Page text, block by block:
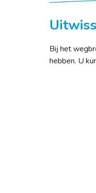
Bij het
hebben. U